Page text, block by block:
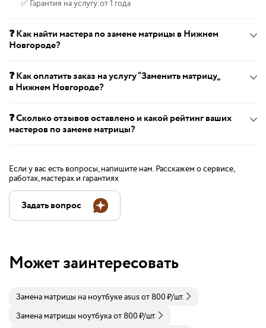
✅ Гарантия на услугу:от 1 года
❓ Как найти мастера по замене матрицы в Нижнем
Новгороде?
❓ Как оплатить заказ на услугу “Заменить матрицу„
в Нижнем Новгороде?
❓ Сколько отзывов оставлено и какой рейтинг ваших
мастеров по замене матрицы?
Если у вас есть вопросы, напишите нам. Расскажем о сервисе,
работах, мастерах и гарантиях
Задать вопрос
Может заинтересовать
Замена матрицы на ноутбуке asusот 800₽/шт.
Замена матрицы ноутбукаот 800₽/шт.